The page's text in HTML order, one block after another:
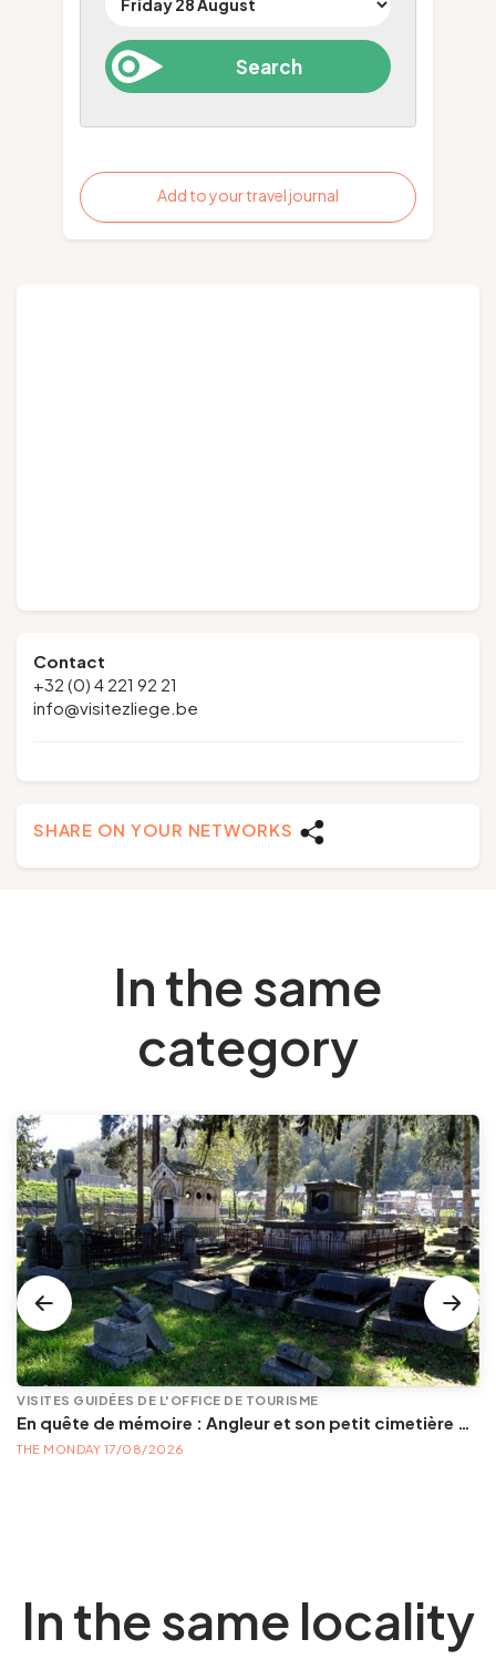
Add to your travel journal
Contact
+32 (0) 4 221 92 21
info@visitezliege.be
SHARE ON YOUR NETWORKS
In the same
category
VISITES GUIDÉES DE L'OFFICE DE TOURISME
En quête de mémoire : Angleur et son petit cimetière de la Diguette, promenade certes mortelle, mais bien vivante
THE MONDAY 17/08/2026
In the same locality